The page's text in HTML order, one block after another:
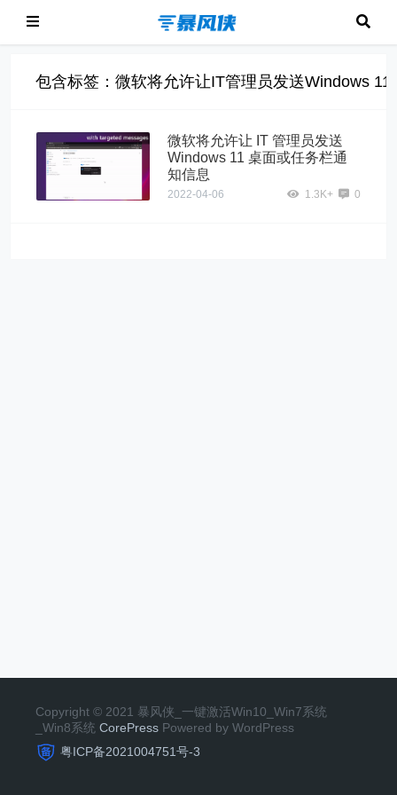
包含标签：微软将允许让IT管理员发送Windows
微软将允许让 IT 管理员发送
Windows 11 桌面或任务栏通
知信息
2022-04-06 1.3K+ 0
Copyright © 2021 暴风侠_一键激活Win10_Win7系统
_Win8系统 CorePress Powered by WordPress
粤ICP备2021004751号-3